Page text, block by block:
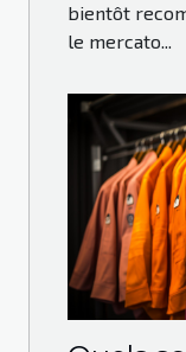
bientôt
le mercato...